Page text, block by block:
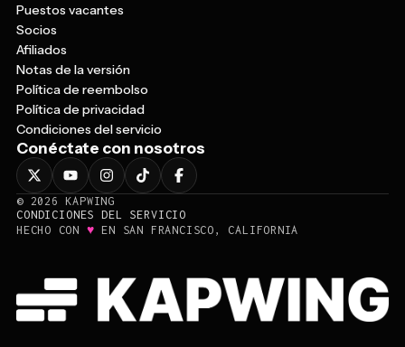
Puestos vacantes
Socios
Afiliados
Notas de la versión
Política de reembolso
Política de privacidad
Condiciones del servicio
Conéctate con nosotros
© 2026
KAPWING
CONDICIONES DEL SERVICIO
HECHO CON ♥ EN SAN FRANCISCO, CALIFORNIA